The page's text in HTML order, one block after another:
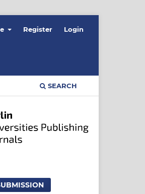
SEARCH
Register Login